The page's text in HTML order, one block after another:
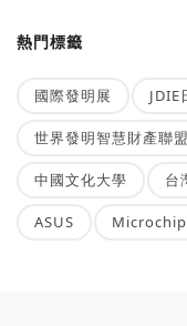
熱門標籤
國際發明展 JDIE
世界發明智慧財產聯
中國文化大學 台
ASUS Microchip